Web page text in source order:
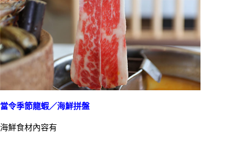
當令季節龍蝦／海鮮拼盤
海鮮食材內容有